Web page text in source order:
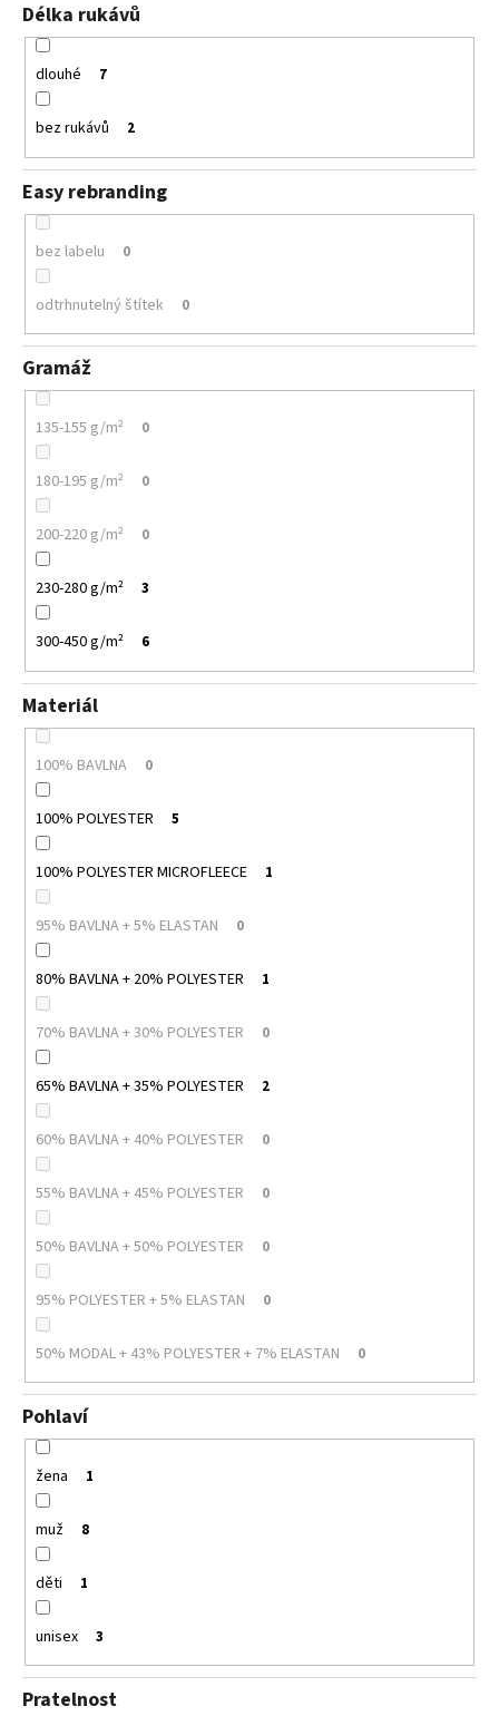
Délka rukávů
dlouhé 7
bez rukávů 2
Easy rebranding
bez labelu 0
odtrhnutelný štítek 0
Gramáž
135-155 g/m² 0
180-195 g/m² 0
200-220 g/m² 0
230-280 g/m² 3
300-450 g/m² 6
Materiál
100% BAVLNA 0
100% POLYESTER 5
100% POLYESTER MICROFLEECE 1
95% BAVLNA + 5% ELASTAN 0
80% BAVLNA + 20% POLYESTER 1
70% BAVLNA + 30% POLYESTER 0
65% BAVLNA + 35% POLYESTER 2
60% BAVLNA + 40% POLYESTER 0
55% BAVLNA + 45% POLYESTER 0
50% BAVLNA + 50% POLYESTER 0
95% POLYESTER + 5% ELASTAN 0
50% MODAL + 43% POLYESTER + 7% ELASTAN 0
Pohlaví
žena 1
muž 8
děti 1
unisex 3
Pratelnost